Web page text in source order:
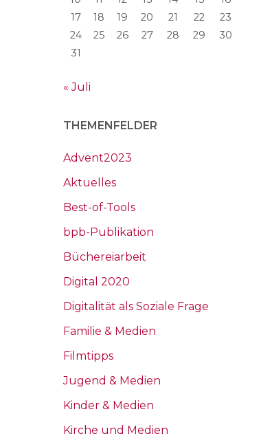
17
18 19 20 21 22
23
24
25 26 27 28 29
30
31
« Juli
THEMENFELDER
Advent2023
Aktuelles
Best-of-Tools
bpb-Publikation
Büchereiarbeit
Digital 2020
Digitalität als Soziale Frage
Familie & Medien
Filmtipps
Jugend & Medien
Kinder & Medien
Kirche und Medien